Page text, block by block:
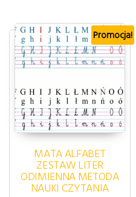
Promocja!
MATA ALFABET
ZESTAW LITER
ODIMIENNA METODA
NAUKI CZYTANIA